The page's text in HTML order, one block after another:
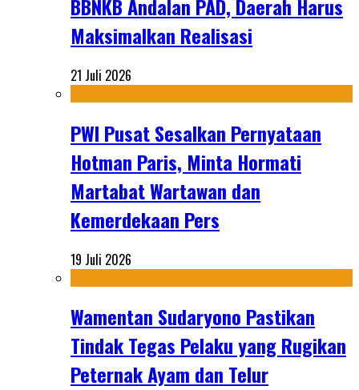
BBNKB Andalan PAD, Daerah Harus
Maksimalkan Realisasi
21 Juli 2026
PWI Pusat Sesalkan Pernyataan
Hotman Paris, Minta Hormati
Martabat Wartawan dan
Kemerdekaan Pers
19 Juli 2026
Wamentan Sudaryono Pastikan
Tindak Tegas Pelaku yang Rugikan
Peternak Ayam dan Telur